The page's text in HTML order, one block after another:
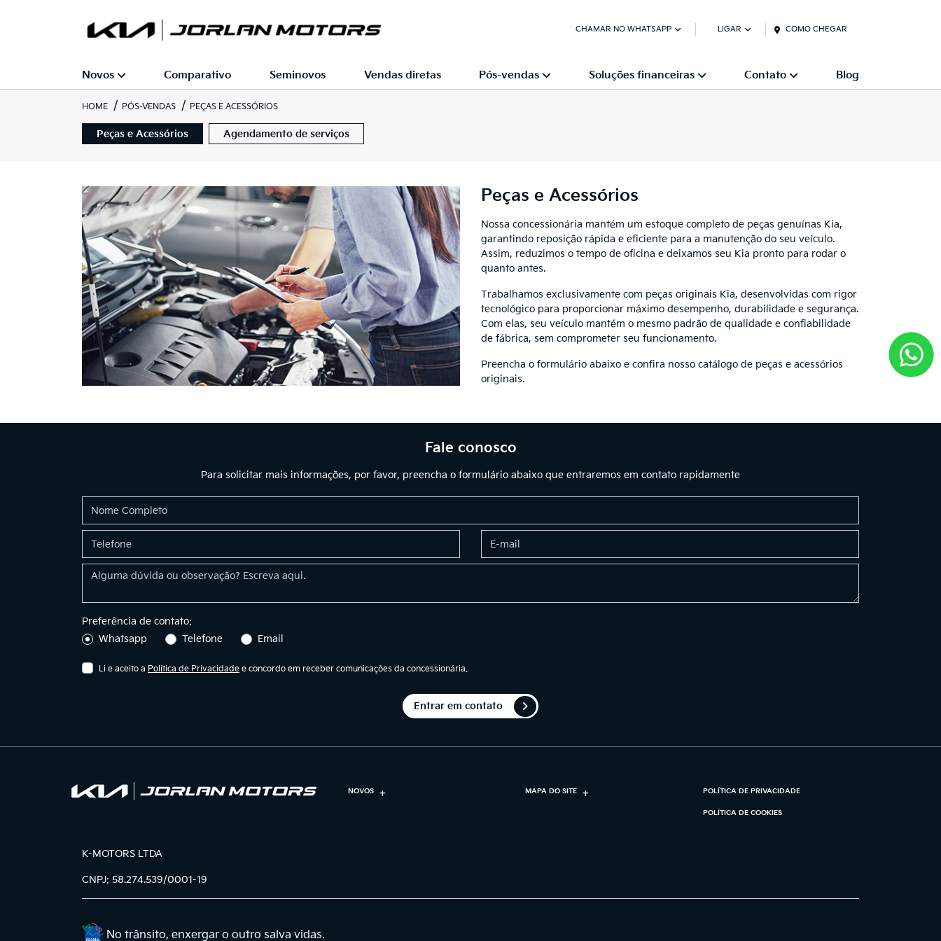
CHAMAR NO WHATSAPP LIGAR COMO CHEGAR
Novos Comparativo Seminovos Vendas diretas Pós-vendas Soluções financeiras Contato Blog
HOME PÓS-VENDAS PEÇAS E ACESSÓRIOS
Peças e Acessórios Agendamento de serviços
Peças e Acessórios
Nossa concessionária mantém um estoque completo de peças genuínas Kia,
garantindo reposição rápida e eficiente para a manutenção do seu veículo.
Assim, reduzimos o tempo de oficina e deixamos seu Kia pronto para rodar o
quanto antes.
Trabalhamos exclusivamente com peças originais Kia, desenvolvidas com rigor
tecnológico para proporcionar máximo desempenho, durabilidade e segurança.
Com elas, seu veículo mantém o mesmo padrão de qualidade e confiabilidade
de fábrica, sem comprometer seu funcionamento.
Preencha o formulário abaixo e confira nosso catálogo de peças e acessórios
originais.
Fale conosco
Para solicitar mais informações, por favor, preencha o formulário abaixo que entraremos em contato rapidamente
Preferência de contato:
Whatsapp
Telefone Email
Li e aceito a Política de Privacidade e concordo em receber comunicações da concessionária.
Entrar em contato
NOVOS MAPA DO SITE POLÍTICA DE PRIVACIDADE
POLÍTICA DE COOKIES
K-MOTORS LTDA
CNPJ: 58.274.539/0001-19
No trânsito, enxergar o outro salva vidas.